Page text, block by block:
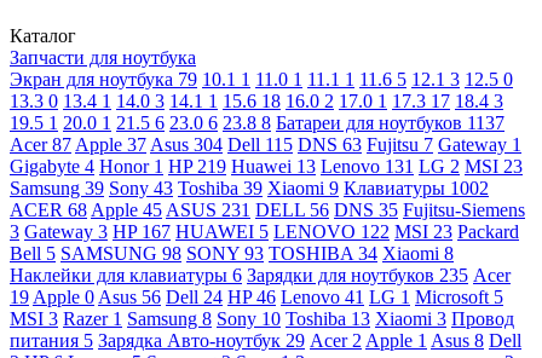
Каталог
Запчасти для ноутбука
Экран для ноутбука 79 10.1 1 11.0 1 11.1 1 11.6 5 12.1 3 12.5 0
13.3 0 13.4 1 14.0 3 14.1 1 15.6 18 16.0 2 17.0 1 17.3 17 18.4 3
19.5 1 20.0 1 21.5 6 23.0 6 23.8 8 Батареи для ноутбуков 1137
Acer87 Apple 37 Asus 304 Dell 115 DNS 63 Fujitsu 7 Gateway 1
Gigabyte 4 Honor 1 HP 219 Huawei 13 Lenovo 131 LG 2 MSI 23
Samsung 39 Sony 43 Toshiba 39 Xiaomi 9 Клавиатуры 1002
ACER 68 Apple 45 ASUS 231 DELL 56 DNS 35 Fujitsu-Siemens
3 Gateway 3 HP 167 HUAWEI 5 LENOVO 122 MSI 23 Packard
Bell 5 SAMSUNG 98 SONY 93 TOSHIBA 34 Xiaomi 8
Наклейки для клавиатуры 6 Зарядки для ноутбуков 235 Acer
19 Apple 0 Asus 56 Dell 24 HP46 Lenovo 41 LG 1 Microsoft 5
MSI 3 Razer 1 Samsung 8 Sony 10 Toshiba 13 Xiaomi 3 Провод
питания 5 Зарядка Авто-ноутбук 29 Acer 2 Apple 1 Asus 8 Dell